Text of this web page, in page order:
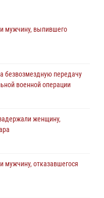
не оплатившего счет в
области прошло пожарно-
области состоялось
мужчину, выпившего
безвозмездную передачу
военной операции
женщину,
мужчину, отказавшегося